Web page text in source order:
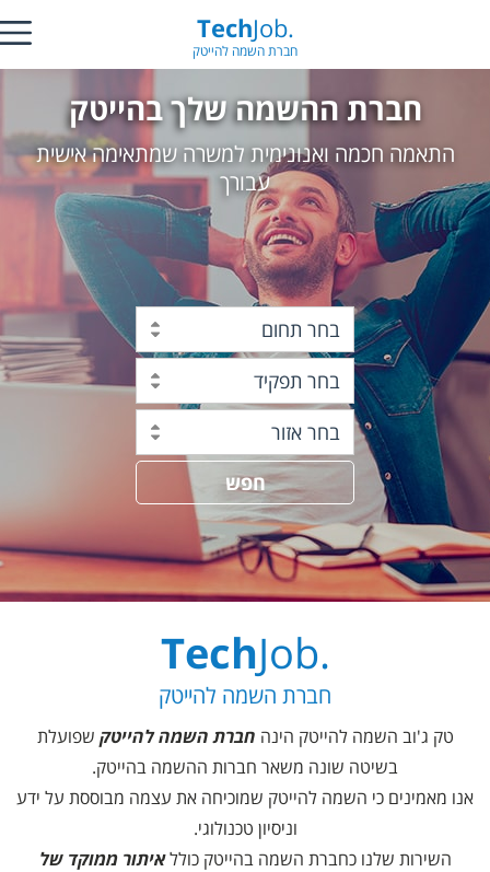
TechJob.
חברת השמה להייטק
חברת ההשמה שלך בהייטק
התאמה חכמה ואנונימית למשרה שמתאימה אישית
עבורך
בחר תחום
בחר תפקיד
בחר אזור
חפש
TechJob.
חברת השמה להייטק
טק ג'וב השמה להייטק הינה חברת השמה להייטק שפועלת
בשיטה שונה משאר חברות ההשמה בהייטק.
אנו מאמינים כי השמה להייטק שמוכיחה את עצמה מבוססת על ידע
וניסיון טכנולוגי.
השירות שלנו כחברת השמה בהייטק כוללאיתור ממוקד של